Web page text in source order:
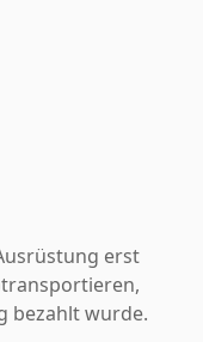
erst
bezahlt wurde.